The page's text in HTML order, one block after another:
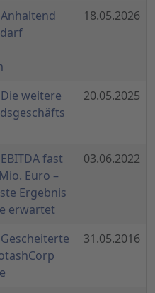
18.05.2026
weitere
20.05.2025
fast
Euro –
Ergebnis
erwartet
03.06.2022
31.05.2016